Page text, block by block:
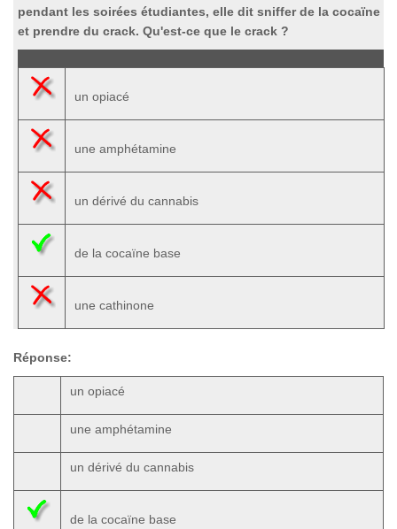
pendant les soirées étudiantes, elle dit sniffer de la cocaïne
et prendre du crack. Qu'est-ce que le crack ?
un opiacé
une amphétamine
un dérivé du cannabis
de la cocaïne base
une cathinone
Réponse:
un opiacé
une amphétamine
un dérivé du cannabis
de la cocaïne base